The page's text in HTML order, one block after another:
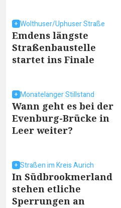
Wolthuser/Uphuser Straße
Emdens längste
Straßenbaustelle
startet ins Finale
Monatelanger Stillstand
Wann geht es bei der
Evenburg-Brücke in
Leer weiter?
Straßen im Kreis Aurich
In Südbrookmerland
stehen etliche
Sperrungen an